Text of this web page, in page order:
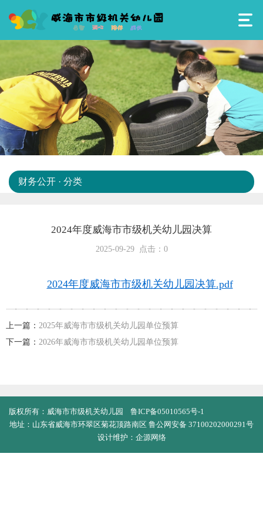
财务公开 · 分类
2024年度威海市市级机关幼儿园决算
2025-09-29 点击： 0
2024年度威海市市级机关幼儿园决算.pdf
上一篇： 2025年威海市市级机关幼儿园单位预算
下一篇： 2026年威海市市级机关幼儿园单位预算
版权所有：‍威海市市级机关幼儿园 鲁ICP备05010565号-1
地址：山东省威海市环翠区菊花顶路南区 鲁公网安备 37100202000291号
设计维护：企源网络